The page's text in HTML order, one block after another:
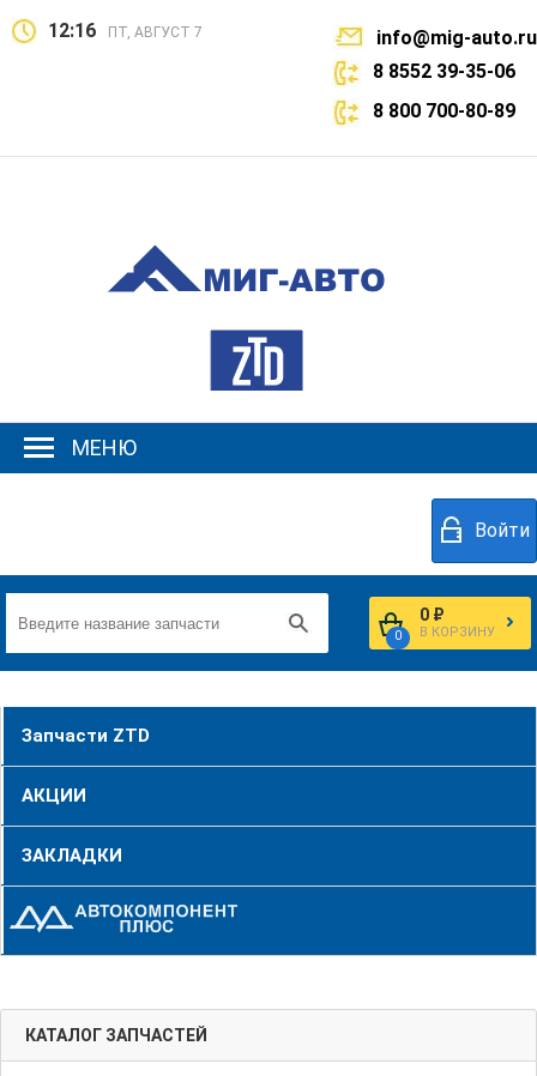
12:16 ПТ, АВГУСТ 7
info@mig-auto.ru
8 8552 39-35-06
8 800 700-80-89
МЕНЮ
Войти
0
0 ₽
В КОРЗИНУ
Запчасти ZTD
АКЦИИ
ЗАКЛАДКИ
КАТАЛОГ ЗАПЧАСТЕЙ